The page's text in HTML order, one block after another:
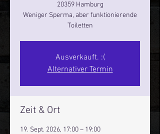
20359 Hamburg
Weniger Sperma, aber funktionierende
Toiletten
Ausverkauft. :(
Alternativer Termin
Zeit & Ort
19. Sept. 2026, 17:00 – 19:00